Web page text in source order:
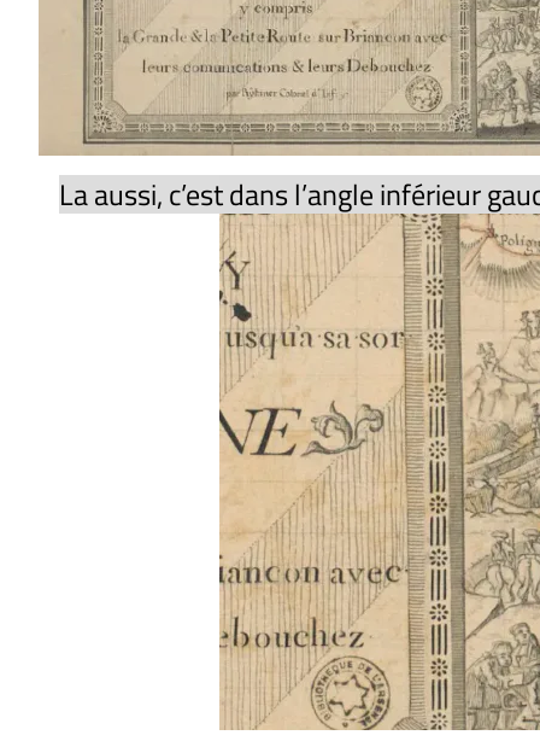
La aussi, c’est dans l’angle inférieur